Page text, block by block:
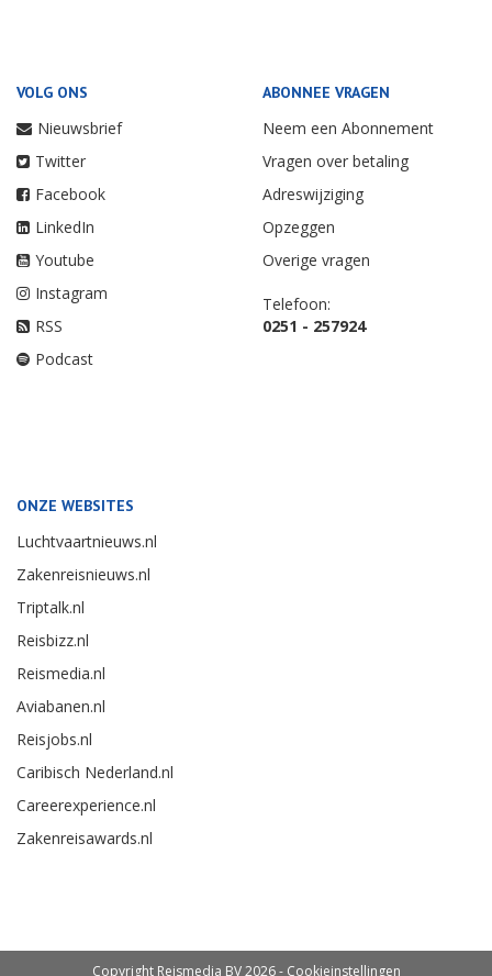
VOLG ONS
Nieuwsbrief
Twitter
Facebook
LinkedIn
Youtube
Instagram
RSS
Podcast
ABONNEE VRAGEN
Neem een Abonnement
Vragen over betaling
Adreswijziging
Opzeggen
Overige vragen
Telefoon:
0251 - 257924
ONZE WEBSITES
Luchtvaartnieuws.nl
Zakenreisnieuws.nl
Triptalk.nl
Reisbizz.nl
Reismedia.nl
Aviabanen.nl
Reisjobs.nl
Caribisch Nederland.nl
Careerexperience.nl
Zakenreisawards.nl
Copyright Reismedia BV 2026 - Cookieinstellingen